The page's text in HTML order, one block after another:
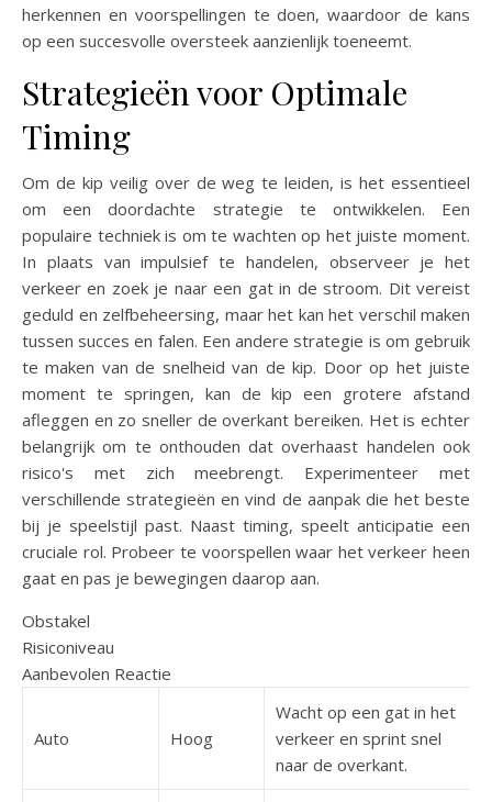
herkennen en voorspellingen te doen, waardoor de kans
op een succesvolle oversteek aanzienlijk toeneemt.
Strategieën voor Optimale
Timing
Om de kip veilig over de weg te leiden, is het essentieel
om een doordachte strategie te ontwikkelen. Een
populaire techniek is om te wachten op het juiste moment.
In plaats van impulsief te handelen, observeer je het
verkeer en zoek je naar een gat in de stroom. Dit vereist
geduld en zelfbeheersing, maar het kan het verschil maken
tussen succes en falen. Een andere strategie is om gebruik
te maken van de snelheid van de kip. Door op het juiste
moment te springen, kan de kip een grotere afstand
afleggen en zo sneller de overkant bereiken. Het is echter
belangrijk om te onthouden dat overhaast handelen ook
risico's met zich meebrengt. Experimenteer met
verschillende strategieën en vind de aanpak die het beste
bij je speelstijl past. Naast timing, speelt anticipatie een
cruciale rol. Probeer te voorspellen waar het verkeer heen
gaat en pas je bewegingen daarop aan.
Obstakel
Risiconiveau
Aanbevolen Reactie
Auto Hoog
Wacht op een gat in het
verkeer en sprint snel
naar de overkant.